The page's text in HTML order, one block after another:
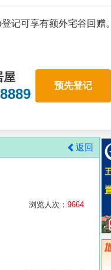
记可享有额外宅谷回赠。
屋
预先登记
返回
浏览人次： 9664